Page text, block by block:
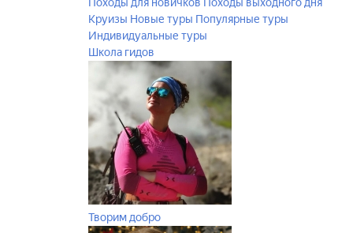
Круизы Новые туры Популярные туры
Индивидуальные туры
Школа гидов
Творим добро